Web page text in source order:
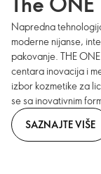
Napredna
moderne nijanse,
pakovanje. THE
centara inovacija i
izbor kozmetike za
se sa inovativnim
SAZNAJTE VIŠE